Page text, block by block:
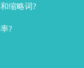
缩略词?
?